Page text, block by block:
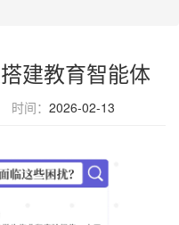
建教育智能体
时间： 2026-02-13